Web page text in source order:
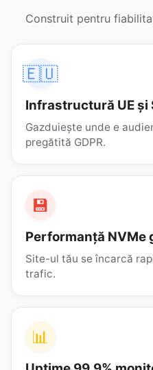
Construit pentru
🇪🇺
Infrastructură UE și
Gazduiește unde e
pregătită GDPR.
💾
Performanță NVMe
Site-ul tău se încarcă
trafic.
📊